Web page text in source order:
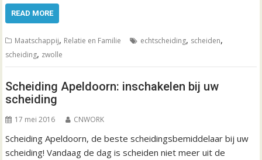
READ MORE
Maatschappij, Relatie en Familie echtscheiding, scheiden,
scheiding, zwolle
Scheiding Apeldoorn: inschakelen bij uw
scheiding
17 mei 2016 CNWORK
Scheiding Apeldoorn, de beste scheidingsbemiddelaar bij uw
scheiding! Vandaag de dag is scheiden niet meer uit de